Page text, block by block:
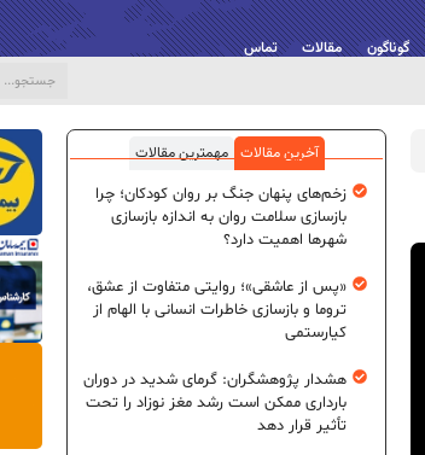
گوناگون مقالات تماس
آخرین مقالات مهمترین مقالات
زخم‌های پنهان جنگ بر روان کودکان؛ چرا
بازسازی سلامت روان به اندازه بازسازی
شهرها اهمیت دارد؟
«پس از عاشقی»؛ روایتی متفاوت از عشق،
تروما و بازسازی خاطرات انسانی با الهام از
کیارستمی
هشدار پژوهشگران: گرمای شدید در دوران
بارداری ممکن است رشد مغز نوزاد را تحت
تأثیر قرار دهد